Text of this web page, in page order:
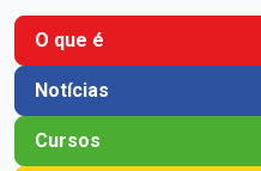
O que é
Notícias
Cursos